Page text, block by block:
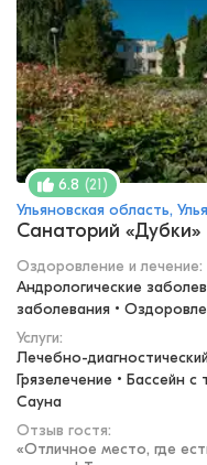
6.8 (21)
Ульяновская область,
Санаторий «Дубки»
Оздоровление и лечение:
Андрологические
заболевания •
Услуги:
Лечебно-
Грязелечение • Бассейн
Сауна
Отзыв гостя:
«Отличное место, где